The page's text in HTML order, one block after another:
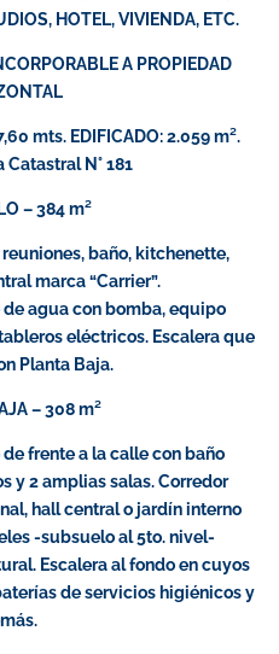
HOTEL, VIVIENDA, ETC.
A PROPIEDAD
mts. EDIFICADO: 2.059 m².
N° 181
– 384 m²
baño, kitchenette,
marca “Carrier”.
de agua con bomba, equipo
eléctricos. Escalera que
Planta Baja.
– 308 m²
frente a la calle con baño
y 2 amplias salas. Corredor
hall central o jardín interno
-subsuelo al 5to. nivel-
Escalera al fondo en cuyos
de servicios higiénicos y